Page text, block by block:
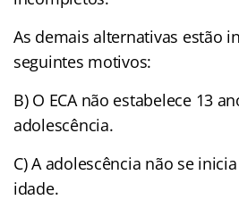
As demais alternativas estão
seguintes motivos:
B) O ECA não estabelece 13
adolescência.
C) A adolescência não se
idade.